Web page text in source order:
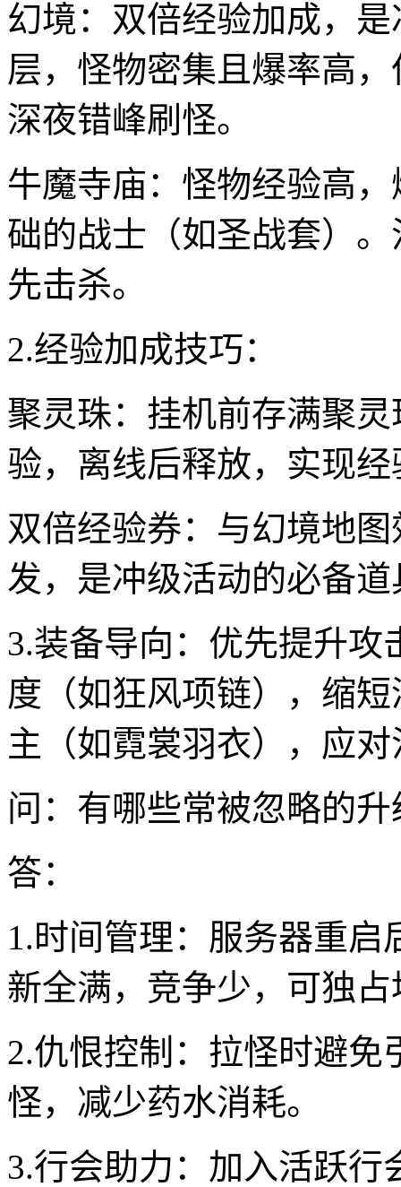
幻境：双倍经验加成，
层，怪物密集且爆率高
深夜错峰刷怪。
牛魔寺庙：怪物经验高
础的战士（如圣战套）
先击杀。
2.经验加成技巧：
聚灵珠：挂机前存满聚
验，离线后释放，实现
双倍经验券：与幻境地
发，是冲级活动的必备道
3.装备导向：优先提升
度（如狂风项链），缩
主（如霓裳羽衣），应
问：有哪些常被忽略的
答：
1.时间管理：服务器重
新全满，竞争少，可独
2.仇恨控制：拉怪时避
怪，减少药水消耗。
3.行会助力：加入活跃行